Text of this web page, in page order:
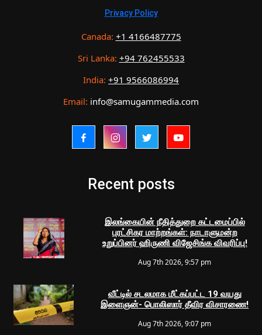
Privacy Policy
Canada: +1 4166487775
Sri Lanka: +94 762455533
India: +91 9566086994
Email: info@samugammedia.com
Recent posts
இலங்கையின் நீதித்துறை கட்டமைப்பில்
புரட்சிகர மாற்றங்கள்: நாடாளுமன்ற
உறுப்பினர் ஹிருணி விஜேசிங்க விவரிப்பு!
Aug 7th 2026, 9:57 pm
வீட்டில் சடலமாக மீட்கப்பட்ட 19 வயது
இளைஞன்- பொலிஸார் தீவிர விசாரணை!
Aug 7th 2026, 9:07 pm